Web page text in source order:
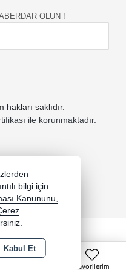
0
Favorilerim
OLUN !
saklıdır.
ile korunmaktadır.
ile hazırlanmıştır.
bilgi için
Kanununu,
Kabul Et